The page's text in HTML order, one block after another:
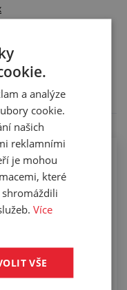
a analýze
cookie.
našich
reklamními
je mohou
které
Více
VŠE